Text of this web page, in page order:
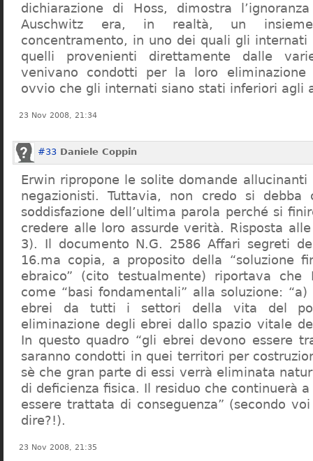
dichiarazione di Hoss, dimostra
Auschwitz era, in realtà, un
concentramento, in uno dei quali gli
quelli provenienti direttamente dalle
venivano condotti per la loro eliminazione
ovvio che gli internati siano stati inferiori agli
23 Nov 2008, 21:34
#33 Daniele Coppin
Erwin ripropone le solite domande
negazionisti. Tuttavia, non credo si debba
soddisfazione dell’ultima parola perché si
credere alle loro assurde verità. Risposta
3). Il documento N.G. 2586 Affari segreti
16.ma copia, a proposito della “soluzione
ebraico” (cito testualmente) riportava che
come “basi fondamentali” alla soluzione:
ebrei da tutti i settori della vita del
eliminazione degli ebrei dallo spazio vitale
In questo quadro “gli ebrei devono essere
saranno condotti in quei territori per
sè che gran parte di essi verrà eliminata
di deficienza fisica. Il residuo che continuerà
essere trattata di conseguenza” (secondo
dire?!).
23 Nov 2008, 21:35